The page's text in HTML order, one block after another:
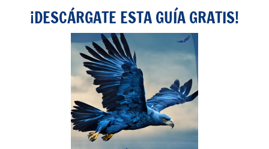
¡DESCÁRGATE ESTA GUÍA GRATIS!